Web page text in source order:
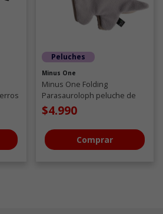
Peluches
Minus One
Minus One Folding
Parasauroloph peluche de
trapo para perros
$4.990
Comprar